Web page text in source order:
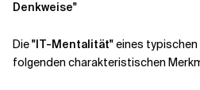
Denkweise"
Die"IT-Mentalität"eines
folgenden charakteristischen